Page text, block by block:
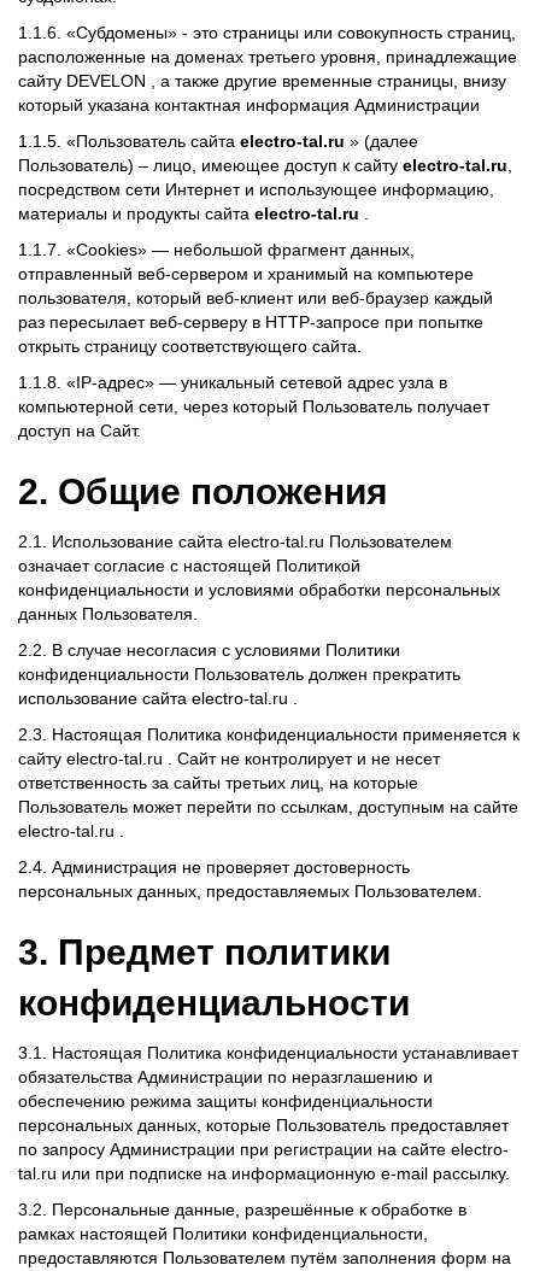
1.1.6. «Субдомены» - это страницы или совокупность страниц,
расположенные на доменах третьего уровня, принадлежащие
сайту DEVELON , а также другие временные страницы, внизу
который указана контактная информация Администрации
1.1.5. «Пользователь сайта electro-tal.ru » (далее
Пользователь) – лицо, имеющее доступ к сайту electro-tal.ru
посредством сети Интернет и использующее информацию,
материалы и продукты сайта electro-tal.ru
1.1.7. «Cookies» — небольшой фрагмент данных,
отправленный веб-сервером и хранимый на компьютере
пользователя, который веб-клиент или веб-браузер каждый
раз пересылает веб-серверу в HTTP-запросе при попытке
открыть страницу соответствующего сайта.
1.1.8. «IP-адрес» — уникальный сетевой адрес узла в
компьютерной сети, через который Пользователь получает
доступ на Сайт.
2. Общие положения
2.1. Использование сайта electro-tal.ru Пользователем
означает согласие с настоящей Политикой
конфиденциальности и условиями обработки персональных
данных Пользователя.
2.2. В случае несогласия с условиями Политики
конфиденциальности Пользователь должен прекратить
использование сайта electro-tal.ru .
2.3. Настоящая Политика конфиденциальности применяется к
сайту electro-tal.ru . Сайт не контролирует и не несет
ответственность за сайты третьих лиц, на которые
Пользователь может перейти по ссылкам, доступным на сайте
electro-tal.ru .
2.4. Администрация не проверяет достоверность
персональных данных, предоставляемых Пользователем.
3. Предмет политики
конфиденциальности
3.1. Настоящая Политика конфиденциальности устанавливает
обязательства Администрации по неразглашению и
обеспечению режима защиты конфиденциальности
персональных данных, которые Пользователь предоставляет
по запросу Администрации при регистрации на сайте electro-
tal.ru или при подписке на информационную e-mail рассылку.
3.2. Персональные данные, разрешённые к обработке в
рамках настоящей Политики конфиденциальности,
предоставляются Пользователем путём заполнения форм на